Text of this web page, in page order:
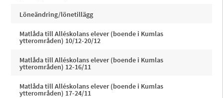
Löneändring/lönetillägg
Matlåda till Alléskolans elever (boende i Kumlas
ytterområden) 10/12-20/12
Matlåda till Alléskolans elever (boende i Kumlas
ytterområden) 12-16/11
Matlåda till Alléskolans elever (boende i Kumlas
ytterområden) 17-24/11